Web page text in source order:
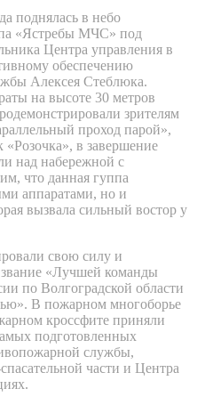
поднялась в небо
«Ястребы МЧС» под
Центра управления в
обеспечению
Алексея Стеблюка.
на высоте 30 метров
зрителям
проход парой»,
в завершение
над набережной с
что данная гуппа
аппаратами, но и
вызвала сильный востор у
свою силу и
звание «Лучшей команды
по Волгоградской области
В пожарном многоборье
кроссфите приняли
подготовленных
службы,
части и Центра